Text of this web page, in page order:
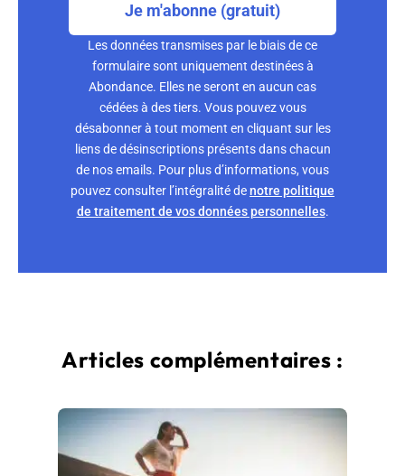
Je m'abonne (gratuit)
Les données transmises par le biais de ce
formulaire sont uniquement destinées à
Abondance. Elles ne seront en aucun cas
cédées à des tiers. Vous pouvez vous
désabonner à tout moment en cliquant sur les
liens de désinscriptions présents dans chacun
de nos emails. Pour plus d’informations, vous
pouvez consulter l’intégralité denotre politique
de traitement de vos données personnelles.
Articles complémentaires :